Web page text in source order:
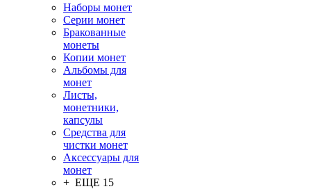
Наборы монет
Серии монет
Бракованные
монеты
Копии монет
Альбомы для
монет
Листы,
монетники,
капсулы
Средства для
чистки монет
Аксессуары для
монет
+ ЕЩЕ 15